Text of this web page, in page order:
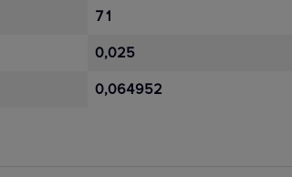
71
0,025
0,064952